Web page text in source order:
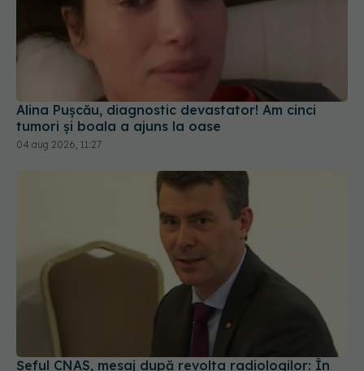
Alina Pușcău, diagnostic devastator! Am cinci
tumori și boala a ajuns la oase
Șeful CNAS, mesaj după revolta radiologilor: În
sănătate, timpul se măsoară în șanse la viață